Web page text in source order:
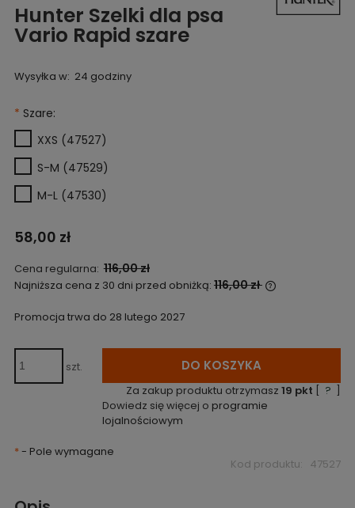
Hunter Szelki dla psa
Vario Rapid szare
Wysyłka w: 24 godziny
* Szare:
XXS (47527)
S-M (47529)
M-L (47530)
58,00 zł
Cena regularna: 116,00 zł
Najniższa cena z 30 dni przed obniżką: 116,00 zł
pojawił się w
Promocja trwa do 28 lutego 2027
szt. DO KOSZYKA
Za zakup produktu otrzymasz19 pkt [ ? ]
Dowiedz się więcej o programie
lojalnościowym
*- Pole wymagane
Kod produktu: 47527